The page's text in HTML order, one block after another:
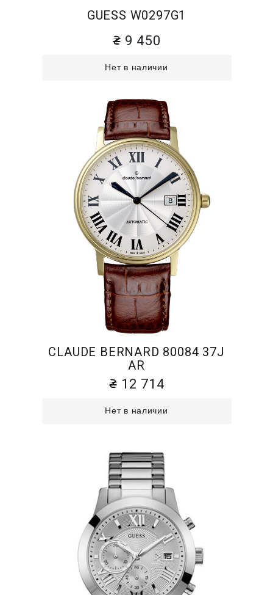
GUESS W0297G1
9 450
Нет в наличии
CLAUDE BERNARD 80084 37J
AR
12 714
Нет в наличии